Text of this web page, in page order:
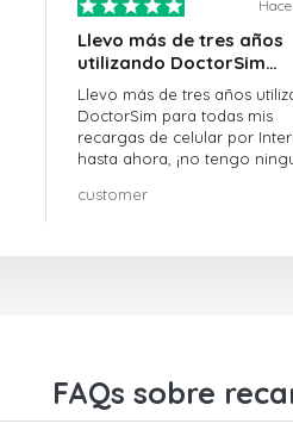
Llevo más de tres años
utilizando DoctorSim…
Llevo más de tres años
DoctorSim para todas mis
recargas de celular por
hasta ahora, ¡no tengo
customer
FAQs sobre